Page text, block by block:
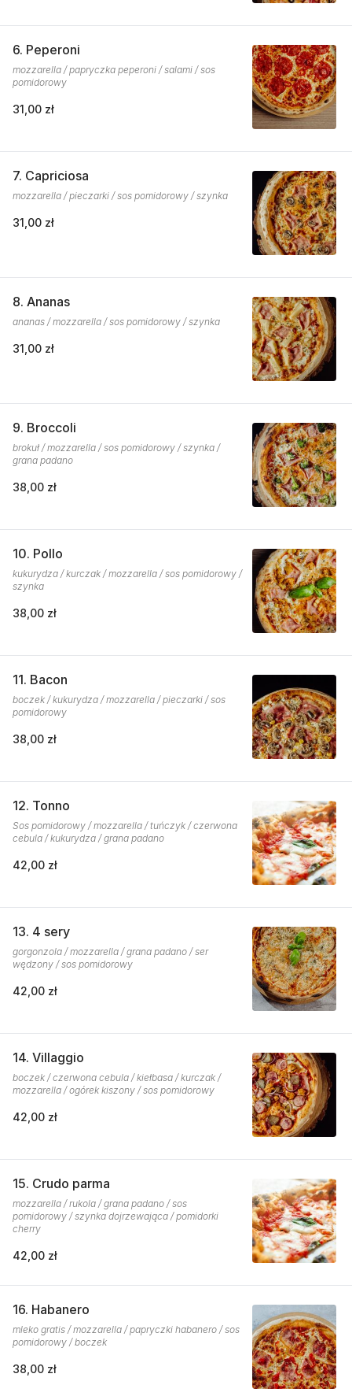
6. Peperoni
mozzarella / papryczka peperoni / salami / sos
pomidorowy
31,00 zł
7. Capriciosa
mozzarella / pieczarki / sos pomidorowy / szynka
31,00 zł
8. Ananas
ananas / mozzarella / sos pomidorowy / szynka
31,00 zł
9. Broccoli
brokuł / mozzarella / sos pomidorowy / szynka /
grana padano
38,00 zł
10. Pollo
kukurydza / kurczak / mozzarella / sos pomidorowy /
szynka
38,00 zł
11. Bacon
boczek / kukurydza / mozzarella / pieczarki / sos
pomidorowy
38,00 zł
12. Tonno
Sos pomidorowy / mozzarella / tuńczyk / czerwona
cebula / kukurydza / grana padano
42,00 zł
13. 4 sery
gorgonzola / mozzarella / grana padano / ser
wędzony / sos pomidorowy
42,00 zł
14. Villaggio
boczek / czerwona cebula / kiełbasa / kurczak /
mozzarella / ogórek kiszony / sos pomidorowy
42,00 zł
15. Crudo parma
mozzarella / rukola / grana padano / sos
pomidorowy / szynka dojrzewająca / pomidorki
cherry
42,00 zł
16. Habanero
mleko gratis / mozzarella / papryczki habanero / sos
pomidorowy / boczek
38,00 zł